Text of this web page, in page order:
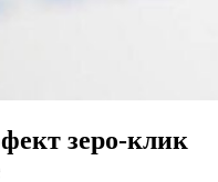
зеро-клик